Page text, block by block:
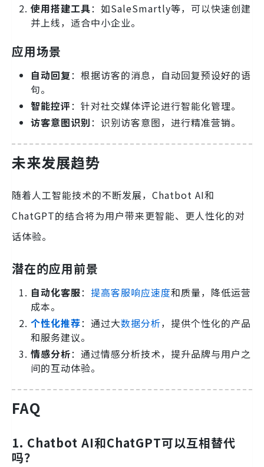
使用搭建工具：如SaleSmartly等，可以快速创建
并上线，适合中小企业。
应用场景
自动回复：根据访客的消息，自动回复预设好的语
句。
智能控评：针对社交媒体评论进行智能化管理。
访客意图识别：识别访客意图，进行精准营销。
未来发展趋势
随着人工智能技术的不断发展，Chatbot AI和
ChatGPT的结合将为用户带来更智能、更人性化的对
话体验。
潜在的应用前景
自动化客服： 提高客服响应速度和质量，降低运营
成本。
个性化推荐：通过大数据分析，提供个性化的产品
和服务建议。
情感分析：通过情感分析技术，提升品牌与用户之
间的互动体验。
FAQ
1. Chatbot AI和ChatGPT可以互相替代
吗？